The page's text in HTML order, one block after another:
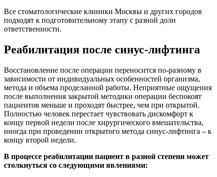
Все стоматологические клиники Москвы и других городов
подходят к подготовительному этапу с разной доли
ответственности.
Реабилитация после синус-лифтинга
Восстановление после операции переносится по-разному в
зависимости от индивидуальных особенностей организма,
метода и объема проделанной работы. Неприятные ощущения
после выполнения закрытой методики операции беспокоят
пациентов меньше и проходят быстрее, чем при открытой.
Полностью человек перестает чувствовать дискомфорт к
концу первой недели после хирургического вмешательства,
иногда при проведении открытого метода синус-лифтинга – к
концу второй недели.
В процессе реабилитации пациент в разной степени может
столкнуться со следующими явлениями: